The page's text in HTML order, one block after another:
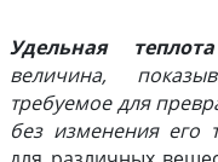
Удельная
величина,
требуемое для
без изменения его